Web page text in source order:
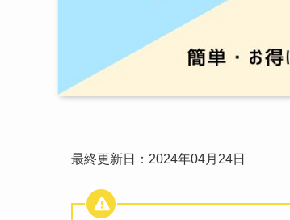
最終更新日：2024年04月24日